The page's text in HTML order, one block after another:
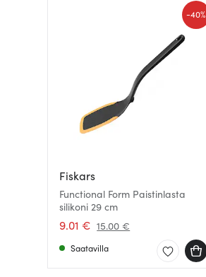
Fiskars
Functional Form Paistinlasta
silikoni 29 cm
9.01 € 15.00 €
-40%
Saatavilla